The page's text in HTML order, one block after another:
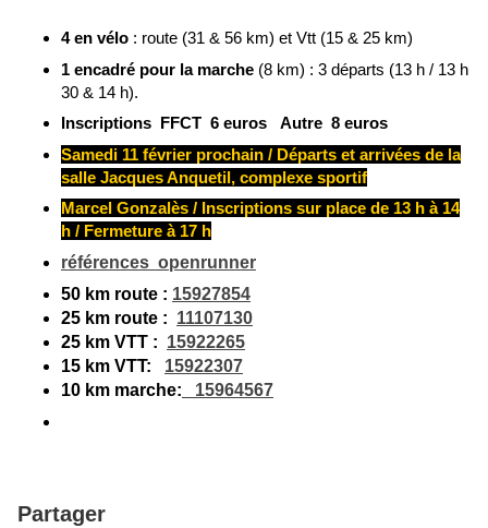
4 en vélo : route (31 & 56 km) et Vtt (15 & 25 km)
1 encadré pour la marche (8 km) : 3 départs (13 h / 13 h
30 & 14 h).
Inscriptions FFCT 6 euros Autre 8 euros
Samedi 11 février prochain / Départs et arrivées de la
salle Jacques Anquetil, complexe sportif
Marcel Gonzalès / Inscriptions sur place de 13 h à 14
h / Fermeture à 17 h
références openrunner
50 km route : 15927854
25 km route : 11107130
25 km VTT : 15922265
15 km VTT: 15922307
10 km marche: 15964567
Partager